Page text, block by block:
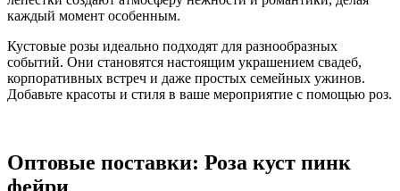
каждый момент особенным.
Кустовые розы идеально подходят для разнообразных
событий. Они становятся настоящим украшением свадеб,
корпоративных встреч и даже простых семейных ужинов.
Добавьте красоты и стиля в ваше мероприятие с помощью роз.
Оптовые поставки: Роза куст пинк